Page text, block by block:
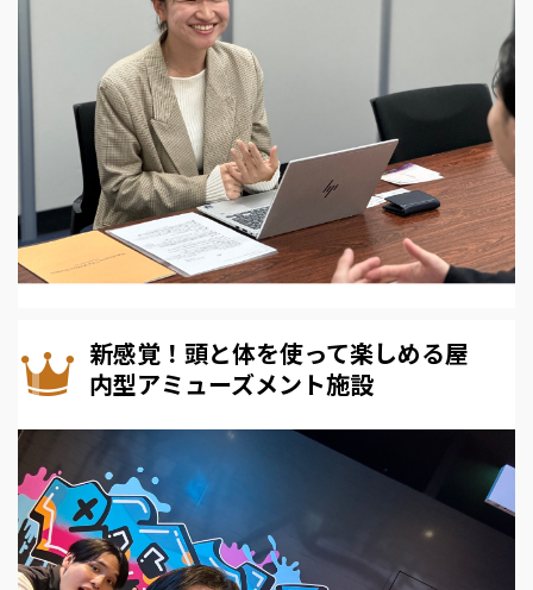
新感覚！頭と体を使って楽しめる屋
内型アミューズメント施設